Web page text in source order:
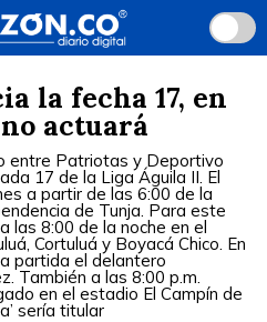
la fecha 17, en
actuará
entre Patriotas y Deportivo
17 de la Liga Águila II. El
a partir de las 6:00 de la
de Tunja. Para este
las 8:00 de la noche en el
Cortuluá y Boyacá Chico. En
partida el delantero
También a las 8:00 p.m.
en el estadio El Campín de
sería titular